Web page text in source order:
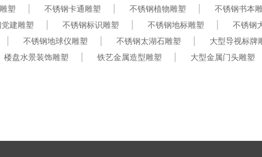
塑 不锈钢卡通雕塑 不锈钢植物雕塑 不锈钢书本
建雕塑 不锈钢标识雕塑 不锈钢地标雕塑 不锈钢
不锈钢地球仪雕塑 不锈钢太湖石雕塑 大型导视标牌
楼盘水景装饰雕塑
铁艺金属造型雕塑 大型金属门头雕塑